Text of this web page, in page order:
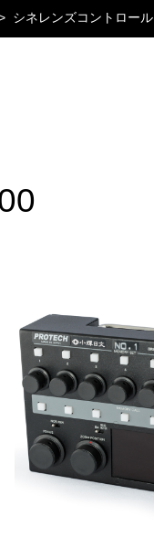
シネレンズコントロール